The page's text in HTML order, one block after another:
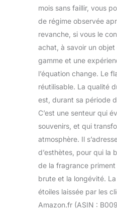
mois sans faillir, vous
de régime observée
revanche, si vous le
achat, à savoir un
gamme et une
l’équation change. Le
réutilisable. La qualité
est, durant sa période
C’est une senteur qui
souvenirs, et qui
atmosphère. Il
d’esthètes, pour qui la
de la fragrance
brute et la longévité.
étoiles laissée par les
Amazon.fr (ASIN :